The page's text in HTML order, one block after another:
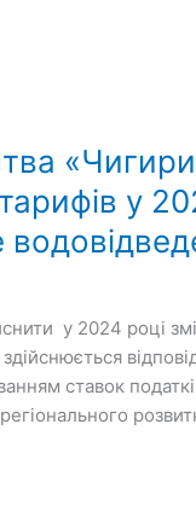
у
у 2024 році
ставок